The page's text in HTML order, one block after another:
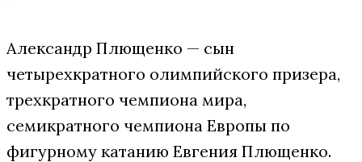
Александр Плющенко — сын
четырехкратного олимпийского призера,
трехкратного чемпиона мира,
семикратного чемпиона Европы по
фигурному катанию Евгения Плющенко.